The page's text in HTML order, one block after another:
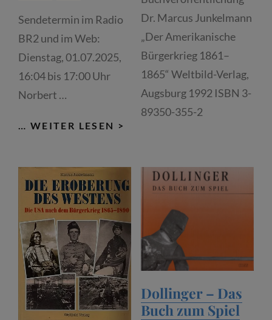
Sendetermin im Radio
BR2 und im Web:
Dienstag, 01.07.2025,
16:04 bis 17:00 Uhr
Norbert …
… WEITER LESEN >
ZU
EINS.
DER
TALKGAST:
MARKUS
JUNKELMANN,
HISTORIKER
UND
Dr. Marcus Junkelmann
„Der Amerikanische
Bürgerkrieg 1861–
1865“ Weltbild-Verlag,
Augsburg 1992 ISBN 3-
89350-355-2
Dollinger – Das
Buch zum Spiel